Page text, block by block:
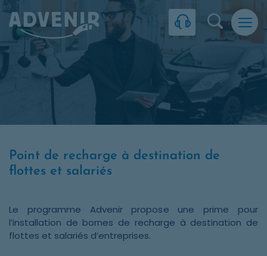
Point de recharge à destination de
flottes et salariés
Le programme Advenir propose une prime pour
l’installation de bornes de recharge à destination de
flottes et salariés d’entreprises.